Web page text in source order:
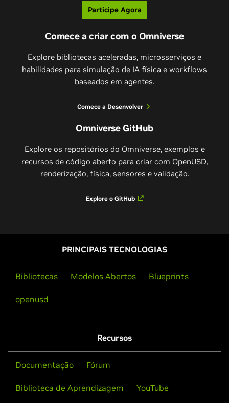
Participe Agora
Comece a criar com o Omniverse
Explore bibliotecas aceleradas, microsserviços e
habilidades para simulação de IA física e workflows
baseados em agentes.
Comece a Desenvolver
Omniverse GitHub
Explore os repositórios do Omniverse, exemplos e
recursos de código aberto para criar com OpenUSD,
renderização, física, sensores e validação.
Explore o GitHub
PRINCIPAIS TECNOLOGIAS
Bibliotecas Modelos Abertos Blueprints
openusd
Recursos
Documentação Fórum
Biblioteca de Aprendizagem YouTube